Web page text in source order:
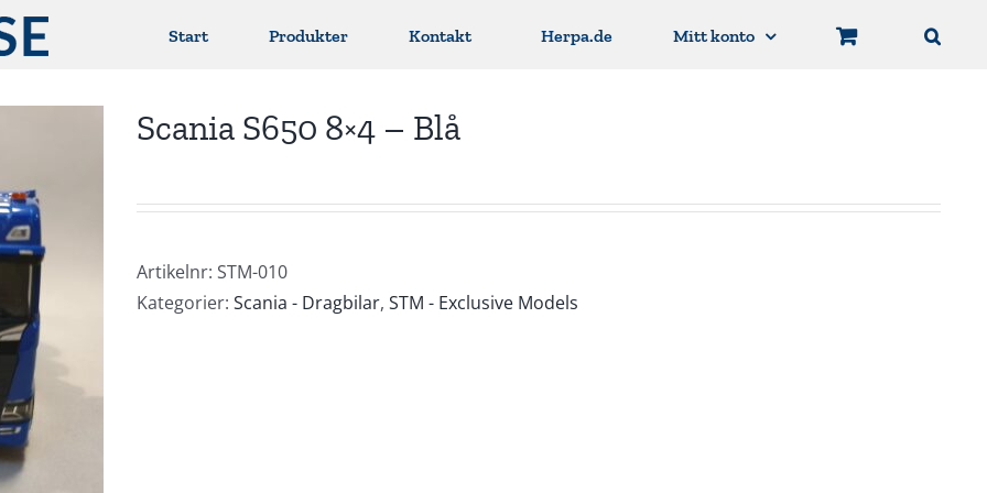
Start Produkter Kontakt Herpa.de Mitt konto
Scania S650 8×4 – Blå
Artikelnr: STM-010
Kategorier: Scania - Dragbilar, STM - Exclusive Models